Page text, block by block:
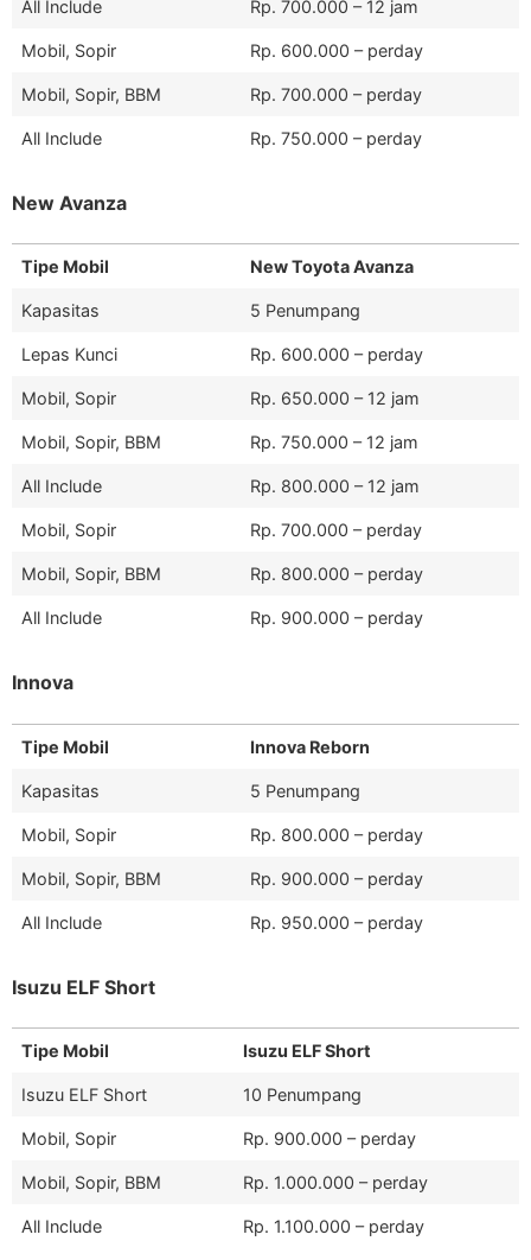
All Include Rp. 700.000 – 12 jam
Mobil, Sopir Rp. 600.000 – perday
Mobil, Sopir, BBM Rp. 700.000 – perday
All Include Rp. 750.000 – perday
New Avanza
Tipe Mobil New Toyota Avanza
Kapasitas 5 Penumpang
Lepas Kunci Rp. 600.000 – perday
Mobil, Sopir Rp. 650.000 – 12 jam
Mobil, Sopir, BBM Rp. 750.000 – 12 jam
All Include Rp. 800.000 – 12 jam
Mobil, Sopir Rp. 700.000 – perday
Mobil, Sopir, BBM Rp. 800.000 – perday
All Include Rp. 900.000 – perday
Innova
Tipe Mobil Innova Reborn
Kapasitas 5 Penumpang
Mobil, Sopir Rp. 800.000 – perday
Mobil, Sopir, BBM Rp. 900.000 – perday
All Include Rp. 950.000 – perday
Isuzu ELF Short
Tipe Mobil Isuzu ELF Short
Isuzu ELF Short 10 Penumpang
Mobil, Sopir Rp. 900.000 – perday
Mobil, Sopir, BBM Rp. 1.000.000 – perday
All Include Rp. 1.100.000 – perday